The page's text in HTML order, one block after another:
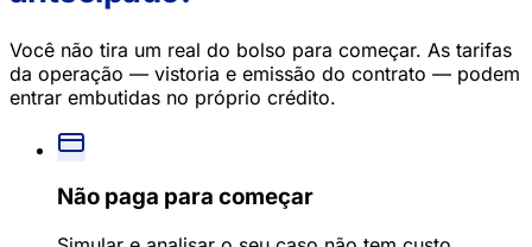
Você não tira um real do bolso para começar. As tarifas
da operação — vistoria e emissão do contrato — podem
entrar embutidas no próprio crédito.
Não paga para começar